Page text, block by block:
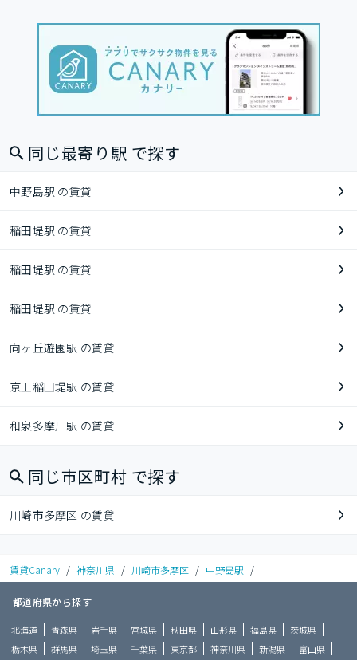
同じ最寄り駅 で探す
中野島駅 の賃貸
稲田堤駅 の賃貸
稲田堤駅 の賃貸
稲田堤駅 の賃貸
向ヶ丘遊園駅 の賃貸
京王稲田堤駅 の賃貸
和泉多摩川駅 の賃貸
同じ市区町村 で探す
川崎市多摩区 の賃貸
賃貸Canary / 神奈川県 / 川崎市多摩区 / 中野島駅 /
都道府県から探す
北海道 青森県 岩手県 宮城県 秋田県 山形県 福島県
茨城県
栃木県
群馬県 埼玉県 千葉県 東京都 神奈川県 新潟県 富山県